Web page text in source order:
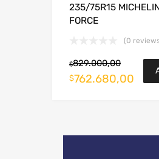
235/75R15
FORCE
(0
$829.000,00
$762.680,00